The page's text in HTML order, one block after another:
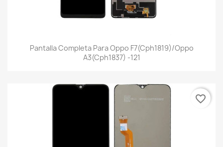
Pantalla Completa Para Oppo F7(Cph1819)/Oppo
A3(Cph1837) -121
favorite_border